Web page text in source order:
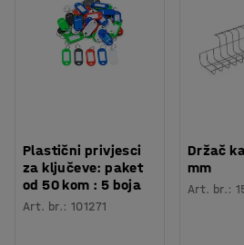
Plastični privjesci
za ključeve: paket
od 50 kom : 5 boja
Art. br.:101271
Držač
mm
Art. br.: